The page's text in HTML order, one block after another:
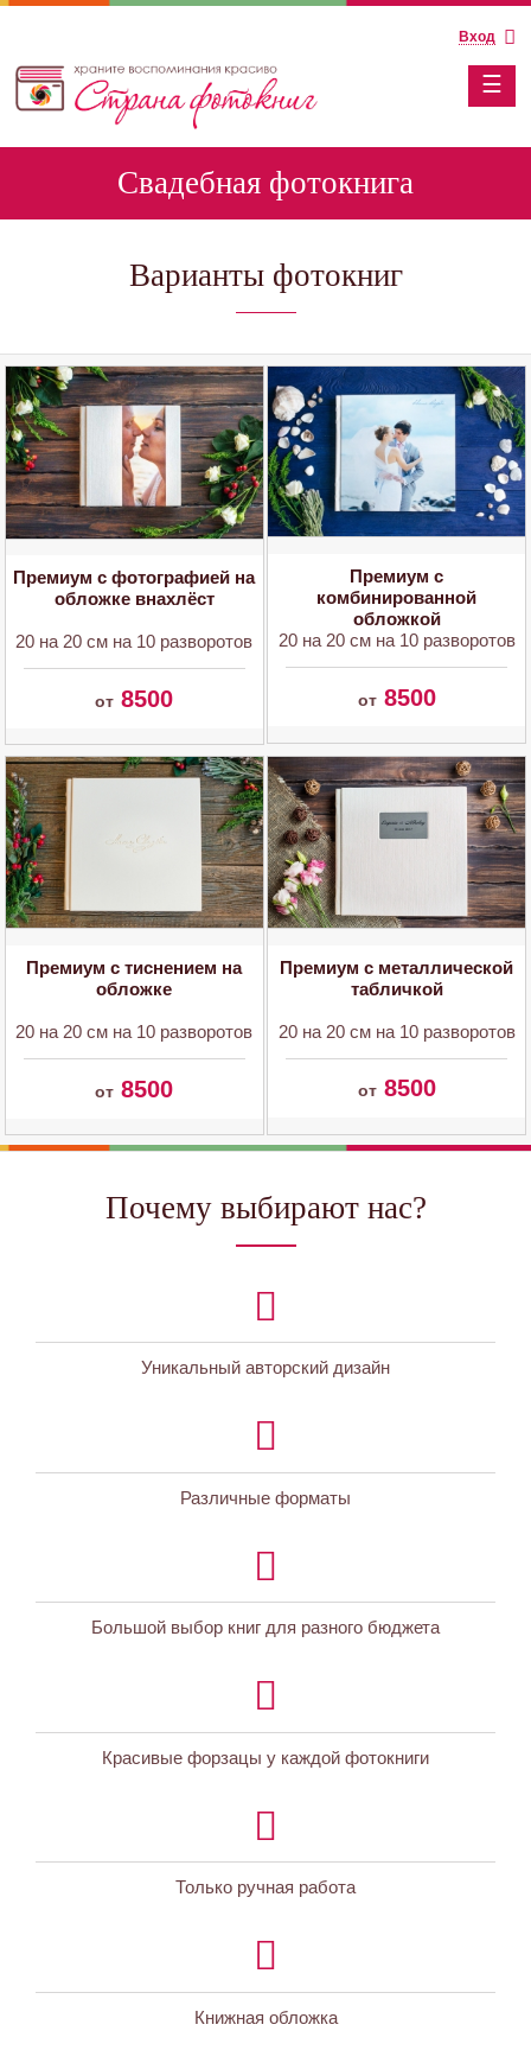
Вход
☰
Свадебная фотокнига
Варианты фотокниг
Премиум с фотографией на
обложке внахлёст
20 на 20 см на 10 разворотов
от 8500
Премиум с
комбинированной
обложкой
20 на 20 см на 10 разворотов
от8500
Премиум с тиснением на
обложке
20 на 20 см на 10 разворотов
от 8500
Премиум с металлической
табличкой
20 на 20 см на 10 разворотов
от8500
Почему выбирают нас?
Уникальный авторский дизайн
Различные форматы
Большой выбор книг для разного бюджета
Красивые форзацы у каждой фотокниги
Только ручная работа
Книжная обложка